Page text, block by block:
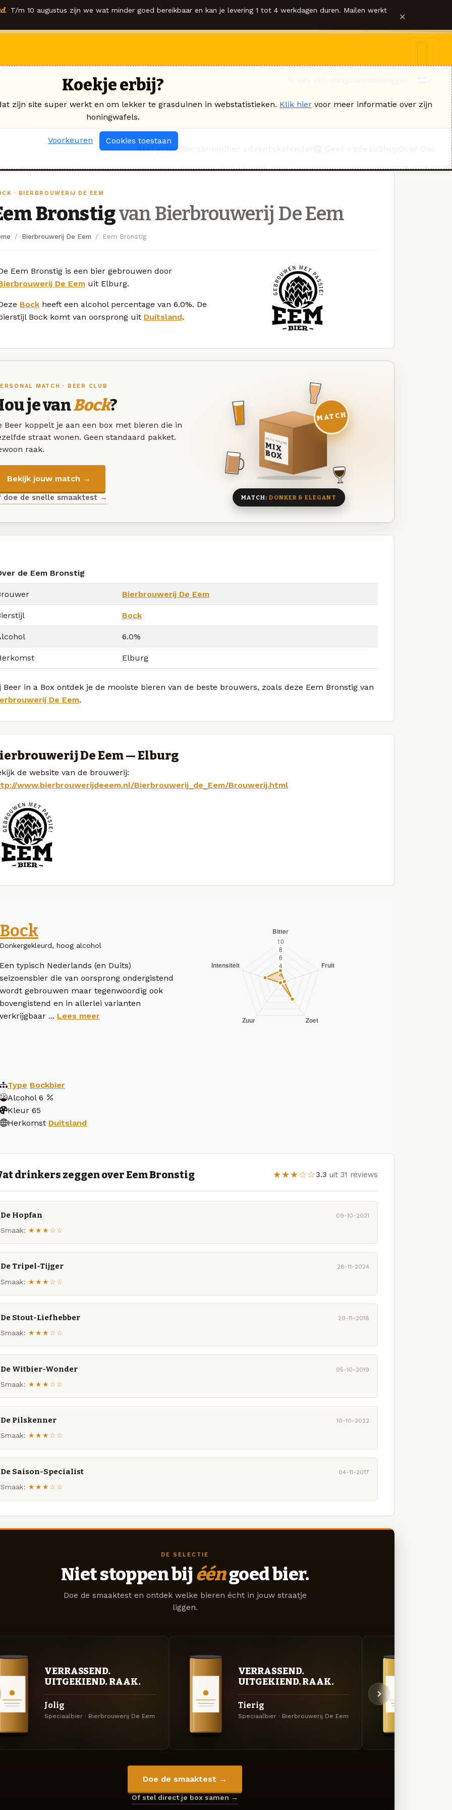
T/m 10 augustus zijn we wat minder goed bereikbaar en kan je levering 1 tot 4 werkdagen duren. Mailen werkt ×
Stel jouw box samen
· BIERBROUWERIJ DE EEM
Bronstigvan Bierbrouwerij De Eem
Bierbrouwerij De Eem Eem Bronstig
Eem Bronstig is een bier gebrouwen door
De Eem uit Elburg.
Bock heeft een alcohol percentage van 6.0%. De
Bock komt van oorsprong uit Duitsland.
MATCH · BEER CLUB
je vanBock?
Beer koppelt je aan een box met bieren die in
straat wonen. Geen standaard pakket.
raak.
Bekijk jouw match →
doe de snelle smaaktest →
DEZE MAAND
MIX
BOX
8 BIEREN
MATCH
MATCH:DONKER & ELEGANT
de Eem Bronstig
Bierbrouwerij De Eem
Bock
6.0%
Elburg
Beer in a Box ontdek je de mooiste bieren van de beste brouwers, zoals deze Eem Bronstig van
De Eem.
De Eem — Elburg
de website van de brouwerij:
www.bierbrouwerijdeeem.nl/Bierbrouwerij_de_Eem/Brouwerij.html
Bock
Donkergekleurd, hoog alcohol
Een typisch Nederlands (en Duits)
seizoensbier die van oorsprong ondergistend
wordt gebrouwen maar tegenwoordig ook
bovengistend en in allerlei varianten
verkrijgbaar ... Lees meer
Type Bockbier
Alcohol 6
Kleur 65
Herkomst Duitsland
drinkers zeggen over Eem Bronstig ★★★☆☆3.3 uit 31 reviews
De Hopfan 09-10-2021
Smaak: ★★★☆☆
De Tripel-Tijger 28-11-2024
Smaak: ★★★☆☆
De Stout-Liefhebber 29-11-2018
Smaak: ★★★☆☆
De Witbier-Wonder 05-10-2019
Smaak: ★★★☆☆
De Pilskenner 10-10-2022
Smaak: ★★★☆☆
De Saison-Specialist 04-11-2017
Smaak: ★★★☆☆
DE SELECTIE
Niet stoppen bij ééngoed bier.
Doe de smaaktest en ontdek welke bieren écht in jouw straatje
liggen.
VERRASSEND.
UITGEKIEND. RAAK.
Jolig
Speciaalbier · Bierbrouwerij De Eem
VERRASSEND.
UITGEKIEND. RAAK.
Tierig
Speciaalbier · Bierbrouwerij De Eem
Doe de smaaktest →
Of stel direct je box samen →
Koekje erbij?
zijn site super werkt en om lekker te grasduinen in webstatistieken. Klik hier voor meer informatie over zijn
honingwafels.
Voorkeuren Cookies toestaan